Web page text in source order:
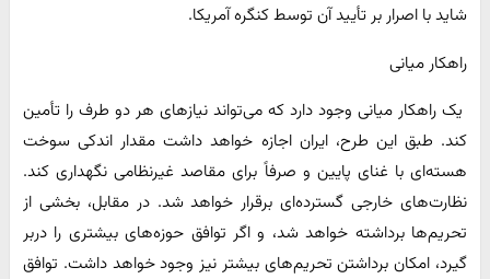
شاید با اصرار بر تأیید آن توسط کنگره آمریکا.
راهکار میانی
یک راهکار میانی وجود دارد که می‌تواند نیازهای هر دو طرف را تأمین
کند. طبق این طرح، ایران اجازه خواهد داشت مقدار اندکی سوخت
هسته‌ای با غنای پایین و صرفاً برای مقاصد غیرنظامی نگهداری کند.
نظارت‌های خارجی گسترده‌ای برقرار خواهد شد. در مقابل، بخشی از
تحریم‌ها برداشته خواهد شد، و اگر توافق حوزه‌های بیشتری را دربر
گیرد، امکان برداشتن تحریم‌های بیشتر نیز وجود خواهد داشت. توافق